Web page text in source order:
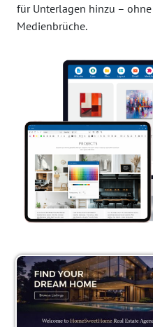
für Unterlagen hinzu –
Medienbrüche.